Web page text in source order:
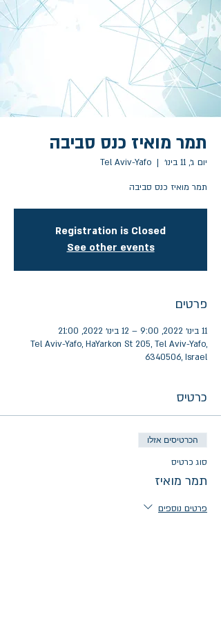
תמר מואיז כנס סביבה
יום ג׳, 11 בינו׳
  |
Tel Aviv-Yafo
תמר מואיז כנס סביבה
Registration is Closed
See other events
פרטים
11 בינו׳ 2022, 9:00 – 12 בינו׳ 2022, 21:00
Tel Aviv-Yafo, HaYarkon St 205, Tel Aviv-Yafo,
6340506, Israel
כרטיס
הכרטיסים אזלו
סוג כרטיס
תמר מואיז
פרטים נוספים